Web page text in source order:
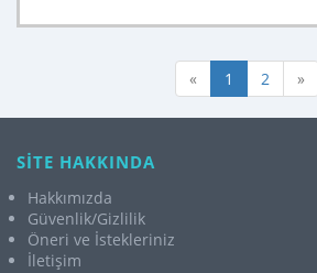
« 1 2 »
SİTE HAKKINDA
Hakkımızda
Güvenlik/Gizlilik
Öneri ve İstekleriniz
İletişim